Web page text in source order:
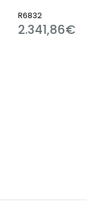
R6832
2.341,86€